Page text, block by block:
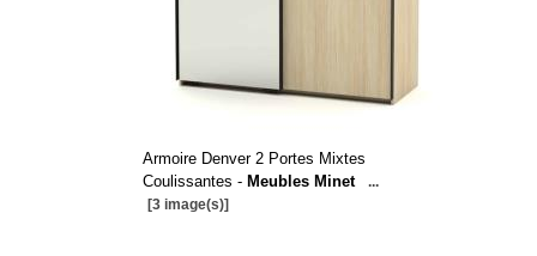
Armoire Denver 2 Portes Mixtes
Coulissantes - Meubles Minet
...
[3 image(s)]